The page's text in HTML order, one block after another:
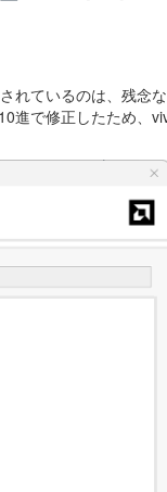
れているのは、残念
進で修正したため、